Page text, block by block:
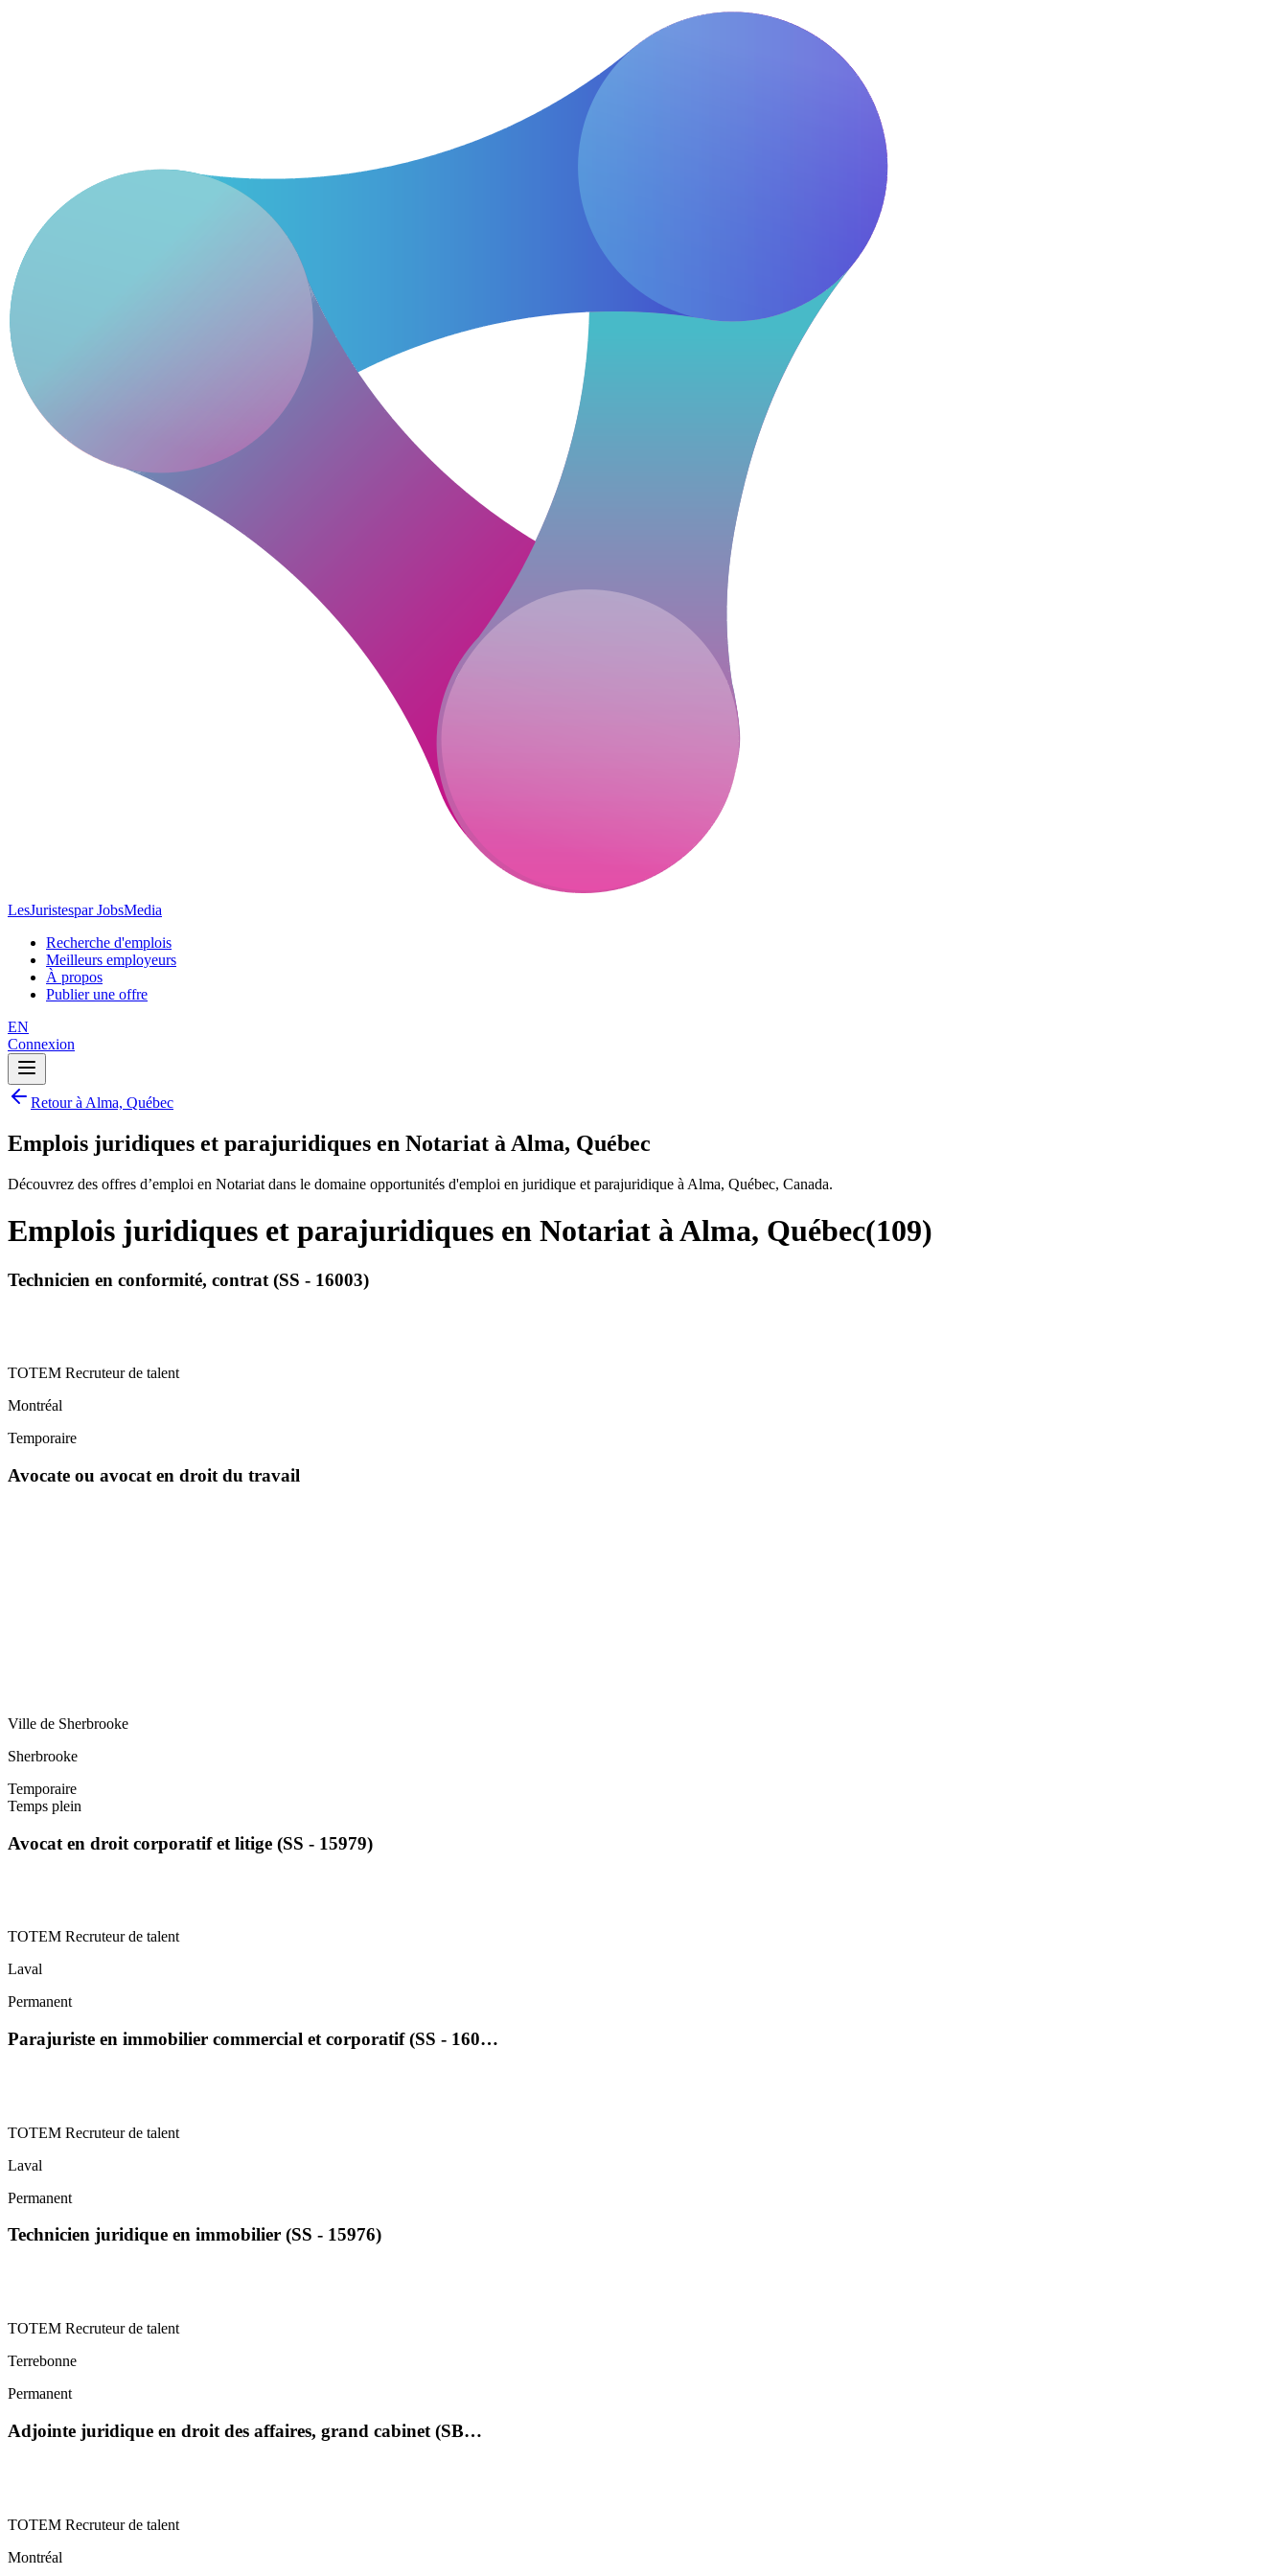
LesJuristespar JobsMedia
Recherche d'emplois
Meilleurs employeurs
À propos
Publier une offre
EN
Connexion
Retour à Alma, Québec
Emplois juridiques et parajuridiques en Notariat à Alma, Québec
Découvrez des offres d’emploi en Notariat dans le domaine opportunités d'emploi en juridique et parajuridique à Alma, Québec, Canada.
Emplois juridiques et parajuridiques en Notariat à Alma, Québec(109)
Technicien en conformité, contrat (SS - 16003)
TOTEM Recruteur de talent
Montréal
Temporaire
Avocate ou avocat en droit du travail
Ville de Sherbrooke
Sherbrooke
Temporaire
Temps plein
Avocat en droit corporatif et litige (SS - 15979)
TOTEM Recruteur de talent
Laval
Permanent
Parajuriste en immobilier commercial et corporatif (SS - 160…
TOTEM Recruteur de talent
Laval
Permanent
Technicien juridique en immobilier (SS - 15976)
TOTEM Recruteur de talent
Terrebonne
Permanent
Adjointe juridique en droit des affaires, grand cabinet (SB…
TOTEM Recruteur de talent
Montréal